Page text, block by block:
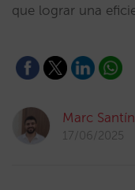
que lograr una
Marc Santín
17/06/2025